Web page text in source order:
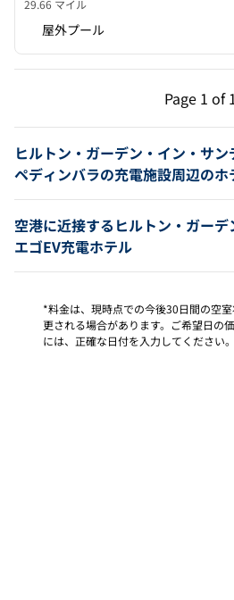
29.66 マイル
屋外プール
Page
前のページ（1/
Page 1 of
ヒルトン・ガーデン・イン・サン
ペディンバラの充電施設周辺のホ
空港に近接するヒルトン・ガーデ
エゴEV充電ホテル
*料金は、現時点での今後30日間の空
更される場合があります。ご希望日の
には、正確な日付を入力してください。